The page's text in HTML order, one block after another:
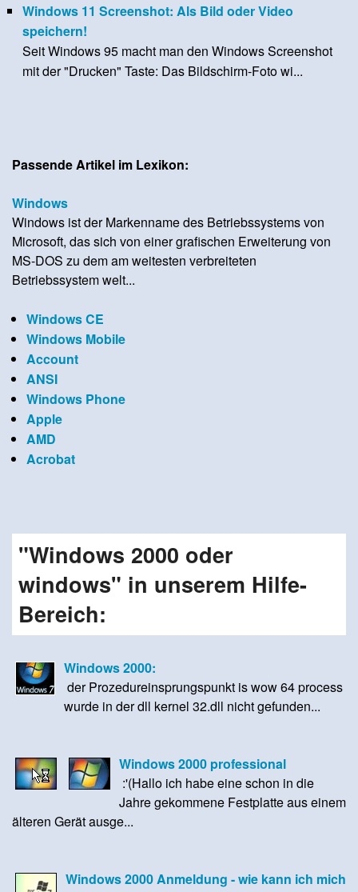
Windows 11 Screenshot: Als Bild oder Video
speichern!
Seit Windows 95 macht man den Windows Screenshot
mit der "Drucken" Taste: Das Bildschirm-Foto wi...
Passende Artikel im Lexikon:
Windows
Windows ist der Markenname des Betriebssystems von
Microsoft, das sich von einer grafischen Erweiterung von
MS-DOS zu dem am weitesten verbreiteten
Betriebssystem welt...
Windows CE
Windows Mobile
Account
ANSI
Windows Phone
Apple
AMD
Acrobat
"Windows 2000 oder
windows" in unserem Hilfe-
Bereich:
Windows 2000:
der Prozedureinsprungspunkt is wow 64 process
wurde in der dll kernel 32.dll nicht gefunden...
Windows 2000 professional
:'(Hallo ich habe eine schon in die
Jahre gekommene Festplatte aus einem
älteren Gerät ausge...
Windows 2000 Anmeldung - wie kann ich mich